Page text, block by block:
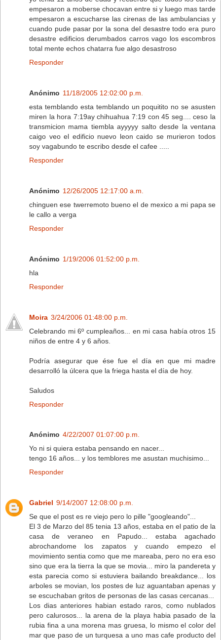
empesaron a moberse chocavan entre si y luego mas tarde
empesaron a escucharse las cirenas de las ambulancias y
cuando pude pasar por la sona del desastre todo era puro
desastre edificios derumbados carros vago los escombros
total mente echos chatarra fue algo desastroso
Responder
Anónimo 11/18/2005 12:02:00 p.m.
esta temblando esta temblando un poquitito no se asusten
miren la hora 7:19ay chihuahua 7:19 con 45 seg.... ceso la
transmicion mama tiembla ayyyyy salto desde la ventana
caigo veo el edificio nuevo leon caido se murieron todos
soy vagabundo te escribo desde el cafee .....
Responder
Anónimo 12/26/2005 12:17:00 a.m.
chinguen ese twerremoto bueno el de mexico a mi papa se
le callo a verga
Responder
Anónimo 1/19/2006 01:52:00 p.m.
hla
Responder
Moira 3/24/2006 01:48:00 p.m.
Celebrando mi 6º cumpleaños... en mi casa había otros 15
niños de entre 4 y 6 años.
Podría asegurar que ése fue el día en que mi madre
desarrolló la úlcera que la friega hasta el día de hoy.
Saludos
Responder
Anónimo 4/22/2007 01:07:00 p.m.
Yo ni si quiera estaba pensando en nacer...
tengo 16 años... y los temblores me asustan muchisimo...
Responder
Gabriel 9/14/2007 12:08:00 p.m.
Se que el post es re viejo pero lo pille "googleando"...
El 3 de Marzo del 85 tenia 13 años, estaba en el patio de la
casa de veraneo en Papudo... estaba agachado
abrochandome los zapatos y cuando empezo el
movimiento sentia como que me mareaba, pero no era eso
sino que era la tierra la que se movia... miro la pandereta y
esta parecia como si estuviera bailando breakdance... los
arboles se movian, los postes de luz aguantaban apenas y
se escuchaban gritos de personas de las casas cercanas...
Los dias anteriores habian estado raros, como nublados
pero calurosos... la arena de la playa habia pasado de la
rubia fina a una morena mas gruesa, lo mismo el color del
mar que paso de un turquesa a uno mas cafe producto del